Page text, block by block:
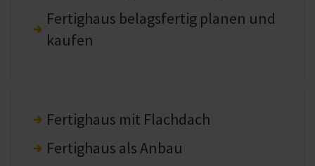
Fertighaus belagsfertig planen und
kaufen
Fertighaus mit Flachdach
Fertighaus als Anbau